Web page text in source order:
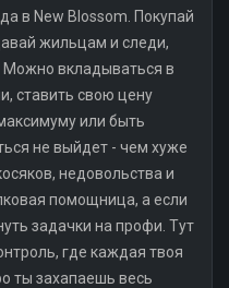
в New Blossom. Покупай
жильцам и следи,
Можно вкладываться в
ставить свою цену
или быть
не выйдет - чем хуже
недовольства и
помощница, а если
задачки на профи. Тут
где каждая твоя
ты захапаешь весь